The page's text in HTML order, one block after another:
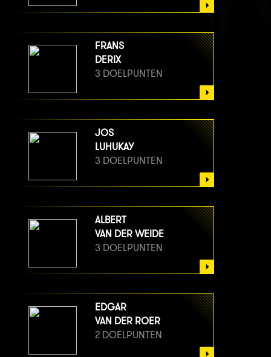
FRANS
DERIX
3 DOELPUNTEN
JOS
LUHUKAY
3 DOELPUNTEN
ALBERT
VAN DER WEIDE
3 DOELPUNTEN
EDGAR
VAN DER ROER
2 DOELPUNTEN